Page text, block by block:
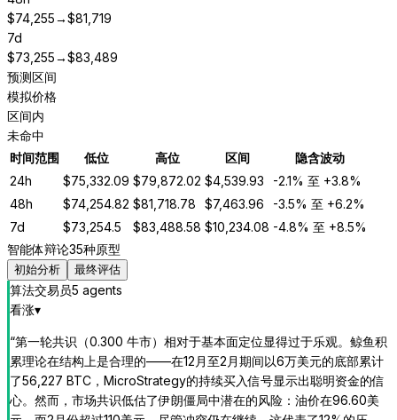
$74,255→$81,719
7d
$73,255→$83,489
预测区间
模拟价格
区间内
未命中
时间范围
低位 高位 区间
隐含波动
24h
$75,332.09 $79,872.02 $4,539.93 -2.1% 至 +3.8%
48h
$74,254.82 $81,718.78 $7,463.96 -3.5% 至 +6.2%
7d
$73,254.5 $83,488.58 $10,234.08 -4.8% 至 +8.5%
智能体辩论35种原型
初始分析 最终评估
算法交易员5 agents
看涨▾
“第一轮共识（0.300 牛市）相对于基本面定位显得过于乐观。鲸鱼积
累理论在结构上是合理的——在12月至2月期间以6万美元的底部累计
了56,227 BTC，MicroStrategy的持续买入信号显示出聪明资金的信
心。然而，市场共识低估了伊朗僵局中潜在的风险：油价在96.60美